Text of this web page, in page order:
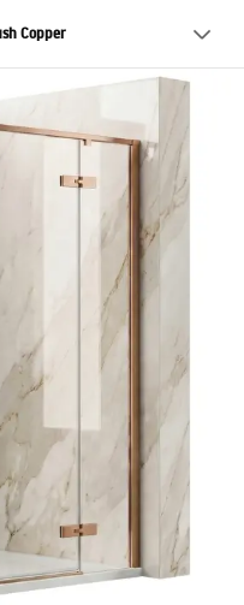
Copper